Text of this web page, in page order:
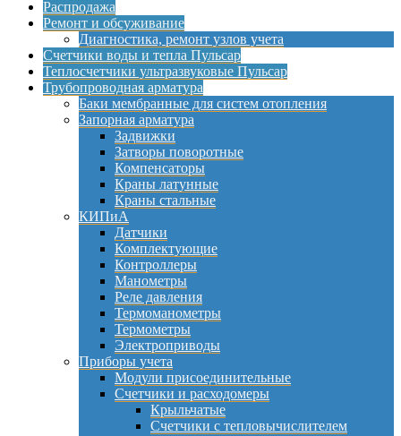
Распродажа
Ремонт и обсуживание
Диагностика, ремонт узлов учета
Счетчики воды и тепла Пульсар
Теплосчетчики ультразвуковые Пульсар
Трубопроводная арматура
Баки мембранные для систем отопления
Запорная арматура
Задвижки
Затворы поворотные
Компенсаторы
Краны латунные
Краны стальные
КИПиА
Датчики
Комплектующие
Контроллеры
Манометры
Реле давления
Термоманометры
Термометры
Электроприводы
Приборы учета
Модули присоединительные
Счетчики и расходомеры
Крыльчатые
Счетчики с тепловычислителем